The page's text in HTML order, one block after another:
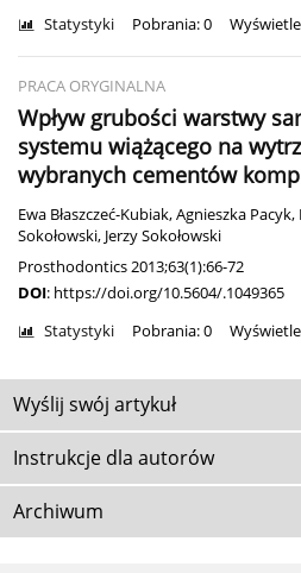
Statystyki Pobrania: 0
PRACA ORYGINALNA
Wpływ grubości warstwy
systemu wiążącego na
wybranych cementów
Ewa Błaszczeć-Kubiak,Agnieszka Pacyk,
Sokołowski, Jerzy Sokołowski
Prosthodontics 2013;63(1):66-72
DOI: https://doi.org/10.5604/.1049365
Statystyki Pobrania: 0
Wyślij swój artykuł
Instrukcje dla autorów
Archiwum